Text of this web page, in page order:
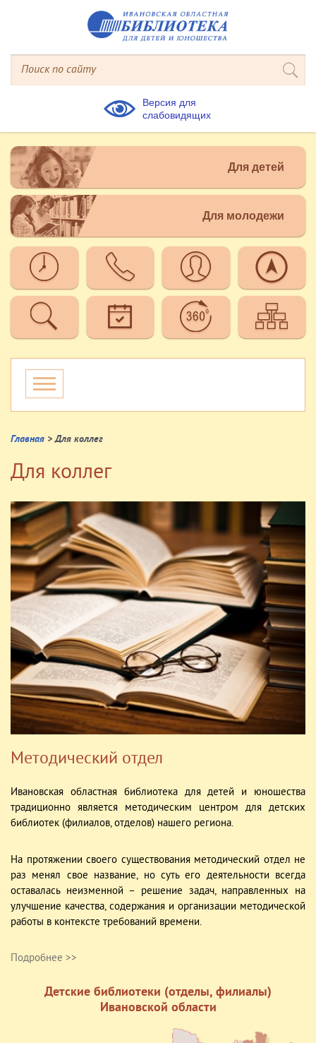
Версия для
слабовидящих
Для детей
Для молодежи
Главная > Для коллег
Для коллег
Методический отдел
Ивановская областная библиотека для детей и юношества
традиционно является методическим центром для детских
библиотек (филиалов, отделов) нашего региона.
На протяжении своего существования методический отдел не
раз менял свое название, но суть его деятельности всегда
оставалась неизменной – решение задач, направленных на
улучшение качества, содержания и организации методической
работы в контексте требований времени.
Подробнее >>
Детские библиотеки (отделы, филиалы)
Ивановской области